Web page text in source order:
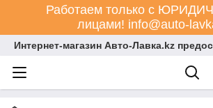
Работаем только с
лицами! info@auto-
Интернет-магазин Авто-Лавка.kz